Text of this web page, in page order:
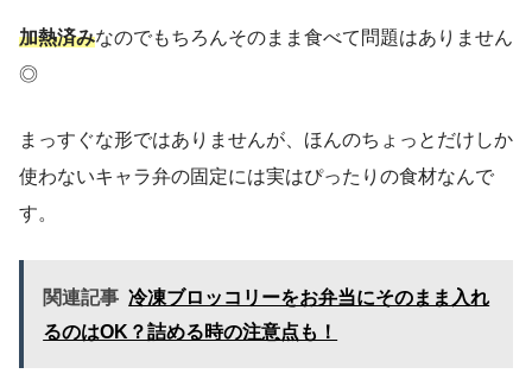
加熱済みなのでもちろんそのまま食べて問題はありません
◎
まっすぐな形ではありませんが、ほんのちょっとだけしか
使わないキャラ弁の固定には実はぴったりの食材なんで
す。
関連記事 冷凍ブロッコリーをお弁当にそのまま入れ
るのはOK？詰める時の注意点も！